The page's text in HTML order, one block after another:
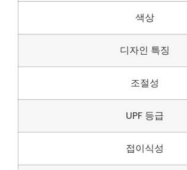
색상
디자인 특징
조절성
UPF 등급
접이식성